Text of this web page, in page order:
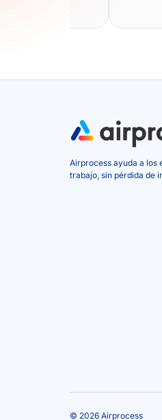
Airprocess ayuda a los
trabajo, sin pérdida de
© 2026 Airprocess